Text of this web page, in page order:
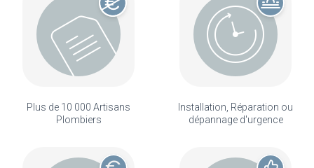
Plus de 10 000 Artisans
Plombiers
Installation, Réparation ou
dépannage d'urgence